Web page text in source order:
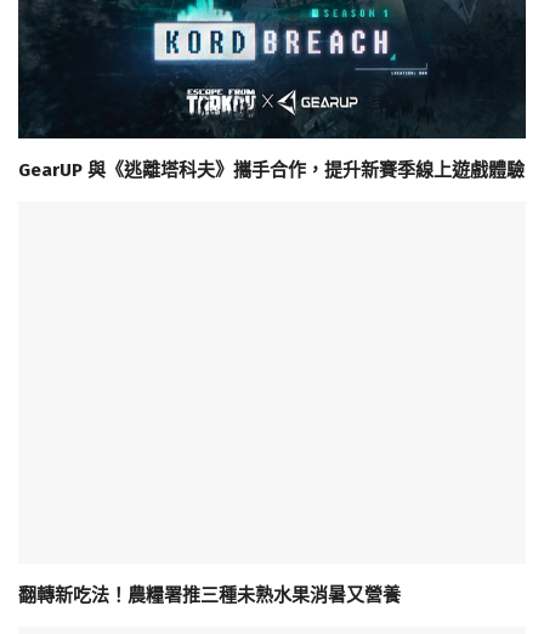
GearUP 與《逃離塔科夫》攜手合作，提升新賽季線上遊戲體驗
翻轉新吃法！農糧署推三種未熟水果消暑又營養